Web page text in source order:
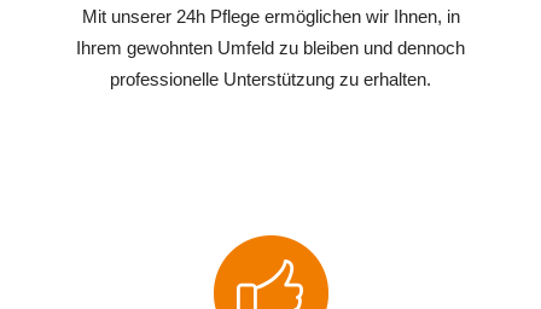
Mit unserer 24h Pflege ermöglichen wir Ihnen, in
Ihrem gewohnten Umfeld zu bleiben und dennoch
professionelle Unterstützung zu erhalten.